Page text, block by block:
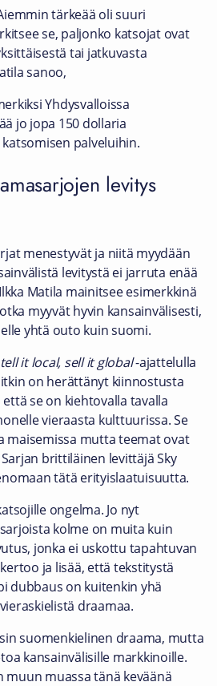
tärkeää oli suuri
se, paljonko katsojat ovat
tai jatkuvasta
sanoo,
Yhdysvalloissa
jo jopa 150 dollaria
palveluihin.
levitys
menestyvät ja niitä myydään
levitystä ei jarruta enää
Matila mainitsee esimerkkinä
myyvät hyvin kansainvälisesti,
yhtä outo kuin suomi.
tell it local, sell it global-ajattelulla
on herättänyt kiinnostusta
se on kiehtovalla tavalla
vieraasta kulttuurissa. Se
maisemissa mutta teemat ovat
brittiläinen levittäjä Sky
tätä erityislaatuisuutta.
ongelma. Jo nyt
kolme on muita kuin
jonka ei uskottu tapahtuvan
ja lisää, että tekstitystä
dubbaus on kuitenkin yhä
draamaa.
suomenkielinen draama, mutta
kansainvälisille markkinoille.
muassa tänä keväänä